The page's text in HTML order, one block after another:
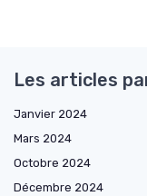
Les articles
Janvier 2024
Mars 2024
Octobre 2024
Décembre 2024